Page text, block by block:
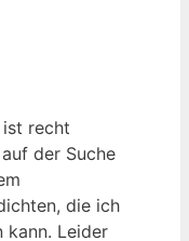
ist recht
der Suche
die ich
kann. Leider